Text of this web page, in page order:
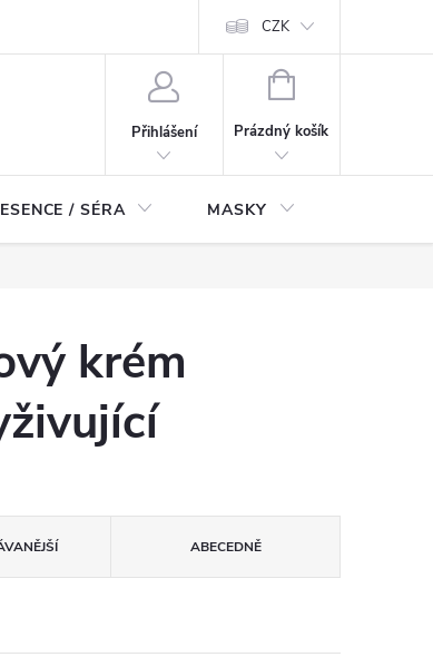
CZK
Přihlášení
NÁKUPNÍ
Prázdný košík
ESENCE / SÉRA MASKY
krém
ABECEDNĚ